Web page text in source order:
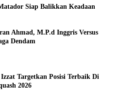
Siap Balikkan Keadaan
Ahmad, M.P.d Inggris Versus
Dendam
Targetkan Posisi Terbaik Di
2026